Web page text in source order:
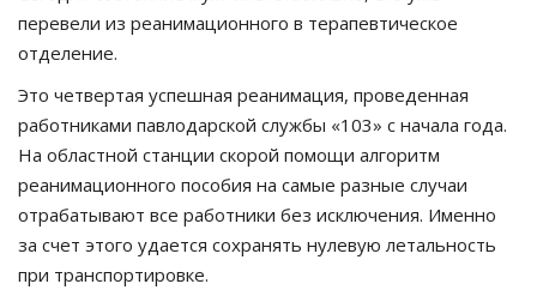
перевели из реанимационного в терапевтическое
отделение.
Это четвертая успешная реанимация, проведенная
работниками павлодарской службы «103» с начала года.
На областной станции скорой помощи алгоритм
реанимационного пособия на самые разные случаи
отрабатывают все работники без исключения. Именно
за счет этого удается сохранять нулевую летальность
при транспортировке.